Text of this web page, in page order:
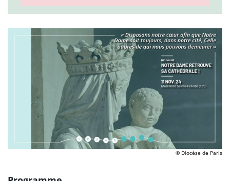
© Diocèse de Paris